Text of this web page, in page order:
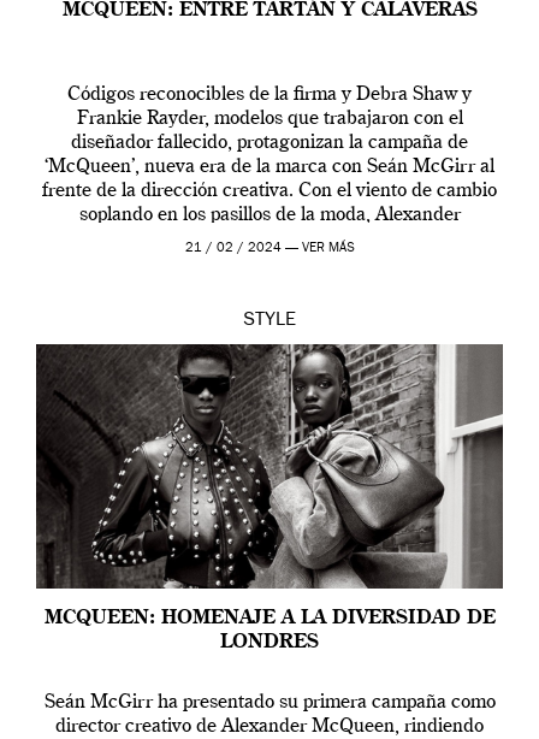
MCQUEEN: ENTRE TARTÁN Y CALAVERAS
Códigos reconocibles de la firma y Debra Shaw y
Frankie Rayder, modelos que trabajaron con el
diseñador fallecido, protagonizan la campaña de
‘McQueen’, nueva era de la marca con Seán McGirr al
frente de la dirección creativa. Con el viento de cambio
soplando en los pasillos de la moda, Alexander
McQueen se prepara para una […]
21 / 02 / 2024 — VER MÁS
STYLE
MCQUEEN: HOMENAJE A LA DIVERSIDAD DE
LONDRES
Seán McGirr ha presentado su primera campaña como
director creativo de Alexander McQueen, rindiendo